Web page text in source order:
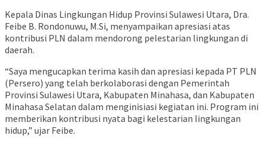
Kepala Dinas Lingkungan Hidup Provinsi Sulawesi Utara, Dra.
Feibe B. Rondonuwu, M.Si, menyampaikan apresiasi atas
kontribusi PLN dalam mendorong pelestarian lingkungan di
daerah.
“Saya mengucapkan terima kasih dan apresiasi kepada PT PLN
(Persero) yang telah berkolaborasi dengan Pemerintah
Provinsi Sulawesi Utara, Kabupaten Minahasa, dan Kabupaten
Minahasa Selatan dalam menginisiasi kegiatan ini. Program ini
memberikan kontribusi nyata bagi kelestarian lingkungan
hidup,” ujar Feibe.